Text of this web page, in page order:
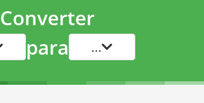
Converter
para ...